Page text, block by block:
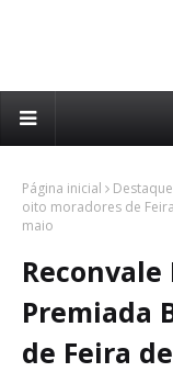
Página inicial
oito moradores de
maio
Premiada
de Feira